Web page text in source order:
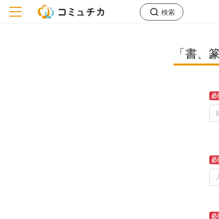
toggle navigation 検索
「書、
必
必
必